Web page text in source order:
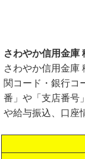
さわやか信用金庫
さわやか信用金庫
関コード・銀行コ
番」や「支店番号
や給与振込、口座